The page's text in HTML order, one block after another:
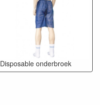
Disposable onderbroek